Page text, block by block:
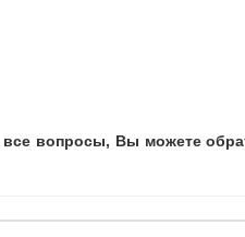
все вопросы, Вы можете